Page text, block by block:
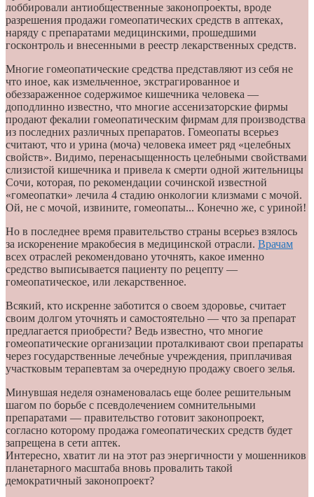
лоббировали антиобщественные законопроекты, вроде
разрешения продажи гомеопатических средств в аптеках,
наряду с препаратами медицинскими, прошедшими
госконтроль и внесенными в реестр лекарственных средств.
Многие гомеопатические средства представляют из себя не
что иное, как измельченное, экстрагированное и
обеззараженное содержимое кишечника человека —
доподлинно известно, что многие ассенизаторские фирмы
продают фекалии гомеопатическим фирмам для производства
из последних различных препаратов. Гомеопаты всерьез
считают, что и урина (моча) человека имеет ряд «целебных
свойств». Видимо, перенасыщенность целебными свойствами
слизистой кишечника и привела к смерти одной жительницы
Сочи, которая, по рекомендации сочинской известной
«гомеопатки» лечила 4 стадию онкологии клизмами с мочой.
Ой, не с мочой, извините, гомеопаты... Конечно же, с уриной!
Но в последнее время правительство страны всерьез взялось
за искоренение мракобесия в медицинской отрасли. Врачам
всех отраслей рекомендовано уточнять, какое именно
средство выписывается пациенту по рецепту —
гомеопатическое, или лекарственное.
Всякий, кто искренне заботится о своем здоровье, считает
своим долгом уточнять и самостоятельно — что за препарат
предлагается приобрести? Ведь известно, что многие
гомеопатические организации проталкивают свои препараты
через государственные лечебные учреждения, приплачивая
участковым терапевтам за очередную продажу своего зелья.
Минувшая неделя ознаменовалась еще более решительным
шагом по борьбе с псевдолечением сомнительными
препаратами — правительство готовит законопроект,
согласно которому продажа гомеопатических средств будет
запрещена в сети аптек.
Интересно, хватит ли на этот раз энергичности у мошенников
планетарного масштаба вновь провалить такой
демократичный законопроект?